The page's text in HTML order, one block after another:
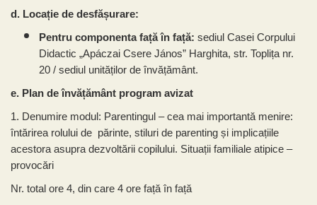
d. Locație de desfășurare:
Pentru componenta față în față: sediul Casei Corpului
Didactic „Apáczai Csere János” Harghita, str. Toplița nr.
20 / sediul unităților de învățământ.
e. Plan de învățământ program avizat
1. Denumire modul: Parentingul – cea mai importantă menire:
întărirea rolului de părinte, stiluri de parenting și implicațiile
acestora asupra dezvoltării copilului. Situații familiale atipice –
provocări
Nr. total ore 4, din care 4 ore față în față